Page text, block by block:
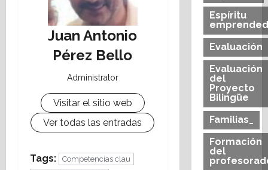
Juan Antonio
Pérez Bello
Administrator
Visitar el sitio web
Ver todas las entradas
Tags:
Competencias clau
Espíritu
Evaluación
Evaluación
del
Proyecto
Bilingüe
Familias_
Formación
del